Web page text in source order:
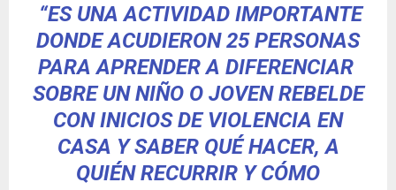
“ES UNA ACTIVIDAD IMPORTANTE
DONDE ACUDIERON 25 PERSONAS
PARA APRENDER A DIFERENCIAR
SOBRE UN NIÑO O JOVEN REBELDE
CON INICIOS DE VIOLENCIA EN
CASA Y SABER QUÉ HACER, A
QUIÉN RECURRIR Y CÓMO